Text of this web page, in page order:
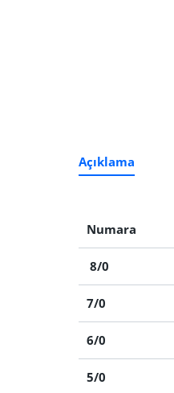
Açıklama
Numara
8/0
7/0
6/0
5/0